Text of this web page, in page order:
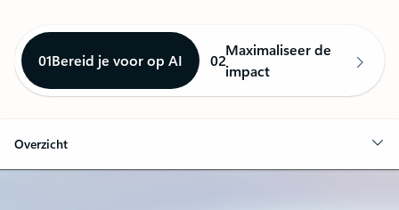
01Bereid je voor op AI 02
Maximaliseer de
impact
Overzicht